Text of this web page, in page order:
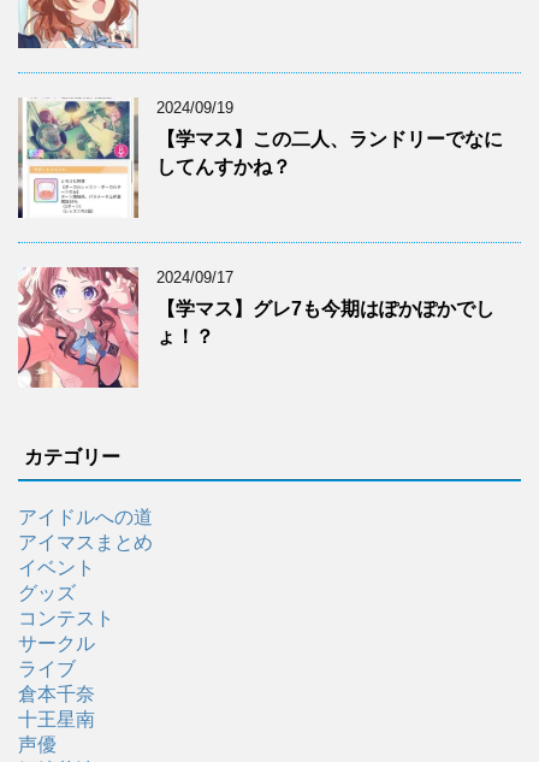
2024/09/19
【学マス】この二人、ランドリーでなに
してんすかね？
2024/09/17
【学マス】グレ7も今期はぽかぽかでし
ょ！？
カテゴリー
アイドルへの道
アイマスまとめ
イベント
グッズ
コンテスト
サークル
ライブ
倉本千奈
十王星南
声優